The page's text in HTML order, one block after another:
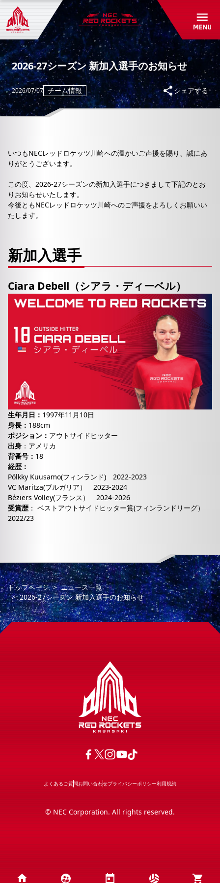
初めて観戦ガイド
アカデミー・スクール紹介/入会受付
パートナーシップ
パートナー一覧
パートナーシップのご案内
共創自動販売機
グッズショップ
RED ROCKETS GEAR STORE
お問い合わせ
よくあるご質問
お問い合わせ
2026-27シーズン 新加入選手のお知らせ
2026/07/07 チーム情報 シェアする
いつもNECレッドロケッツ川崎への温かいご声援を賜り、誠にあ
りがとうございます。
この度、2026-27シーズンの新加入選手につきまして下記のとお
りお知らせいたします。
今後ともNECレッドロケッツ川崎へのご声援をよろしくお願いい
たします。
新加入選手
Ciara Debell（シアラ・ディーベル）
生年月日： 1997年11月10日
身長： 188cm
ポジション： アウトサイドヒッター
出身 ：アメリカ
背番号： 18
経歴：
Pölkky Kuusamo(フィンランド) 2022-2023
VC Maritza(ブルガリア） 2023-2024
Béziers Volley(フランス） 2024-2026
受賞歴 ： ベストアウトサイドヒッター賞(フィンランドリーグ）
2022/23
トップページ
ニュース一覧
2026-27シーズン 新加入選手のお知らせ
よくあるご質問お問い合わせプライバシーポリシー利用規約
© NEC Corporation. All rights reserved.